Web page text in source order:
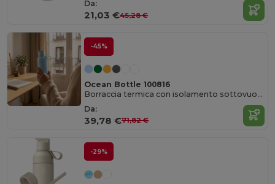
Da:
21,03 €45,28 €
-45%
Ocean Bottle 100816
Borraccia termica con isolamento sottovuoto da 500 ml GO
Da:
39,78 €71,82 €
-29%